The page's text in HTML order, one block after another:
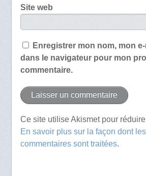
Site web
Enregistrer mon nom, mon
dans le navigateur pour mon
commentaire.
Ce site utilise Akismet pour
En savoir plus sur la façon dont
commentaires sont traitées.